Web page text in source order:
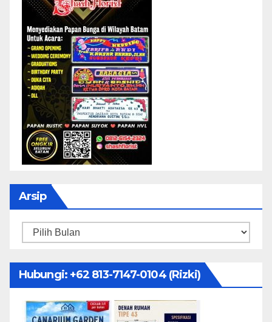
Arsip
Arsip
Hubungi: ‪+62 813-7147-0104‬ (Rizki)